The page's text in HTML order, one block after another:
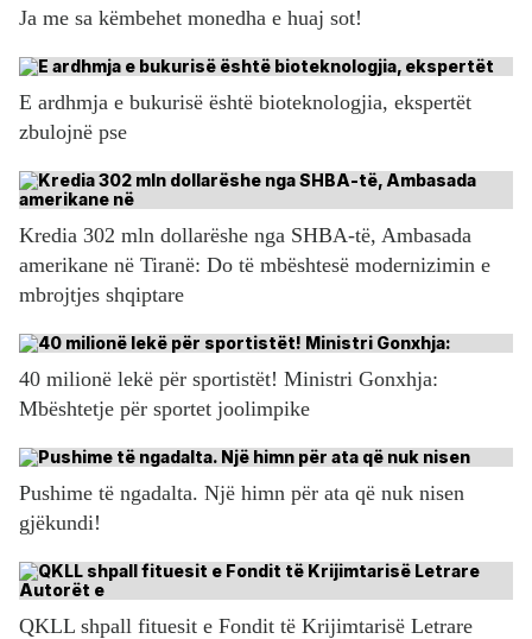
Ja me sa këmbehet monedha e huaj sot!
E ardhmja e bukurisë është bioteknologjia, ekspertët
zbulojnë pse
Kredia 302 mln dollarëshe nga SHBA-të, Ambasada
amerikane në Tiranë: Do të mbështesë modernizimin e
mbrojtjes shqiptare
40 milionë lekë për sportistët! Ministri Gonxhja:
Mbështetje për sportet joolimpike
Pushime të ngadalta. Një himn për ata që nuk nisen
gjëkundi!
QKLL shpall fituesit e Fondit të Krijimtarisë Letrare